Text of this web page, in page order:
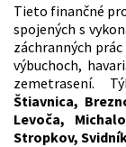
Tieto finančné
spojených s
záchranných
výbuchoch,
zemetrasení.
Štiavnica,
Levoča,
Stropkov,